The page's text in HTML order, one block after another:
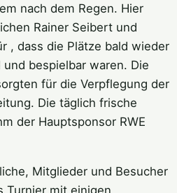
nach dem Regen. Hier
Rainer Seibert und
, dass die Plätze bald wieder
bespielbar waren. Die
für die Verpflegung der
Die täglich frische
der Hauptsponsor RWE
Mitglieder und Besucher
Turnier mit einigen